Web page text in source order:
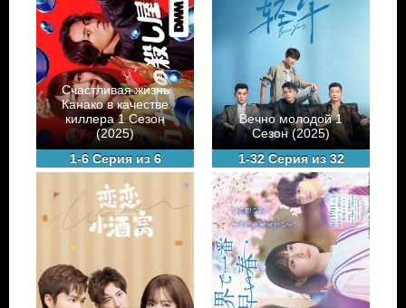
Счастливая жизнь
Канако в качестве
киллера 1 Сезон
(2025)
1-6 Серия из 6
Вечно молодой 1
Сезон (2025)
1-32 Серия из 32